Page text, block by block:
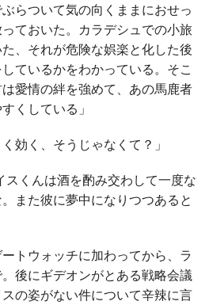
らついて気の向くままにおせっ
ておいた。カラデシュでの小旅
、それが危険な娯楽と化した後
ているかをわかっている。そこ
愛情の絆を強めて、あの馬鹿者
くしている」
効く、そうじゃなくて？」
スくんは酒を酌み交わして一度な
また彼に夢中になりつつあると
トウォッチに加わってから、ラ
後にギデオンがとある戦略会議
の姿がない件について辛辣に言